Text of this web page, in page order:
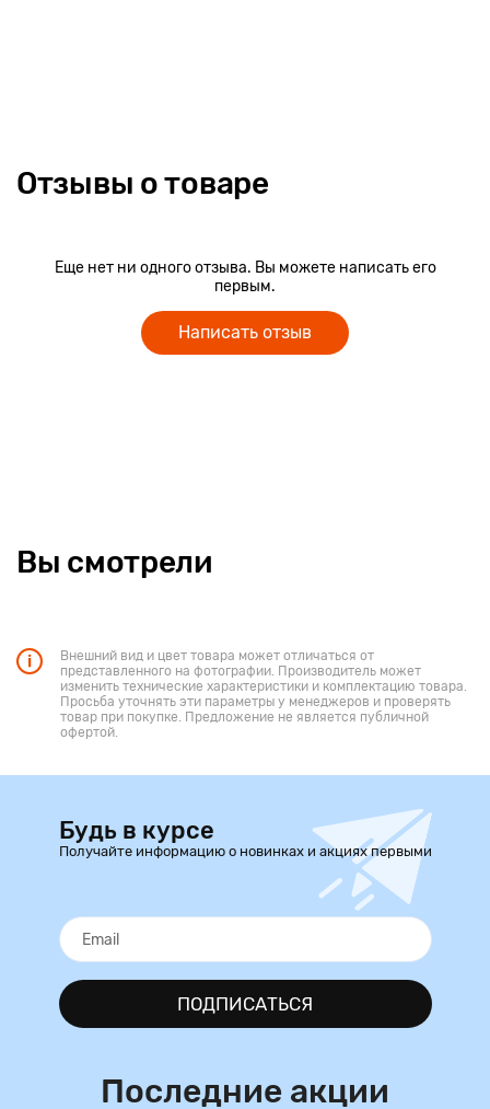
Отзывы о товаре
Еще нет ни одного отзыва. Вы можете написать его
первым.
Написать отзыв
Вы смотрели
Внешний вид и цвет товара может отличаться от
представленного на фотографии. Производитель может
изменить технические характеристики и комплектацию товара.
Просьба уточнять эти параметры у менеджеров и проверять
товар при покупке. Предложение не является публичной
офертой.
Будь в курсе
Получайте информацию о новинках и акциях первыми
ПОДПИСАТЬСЯ
Последние акции